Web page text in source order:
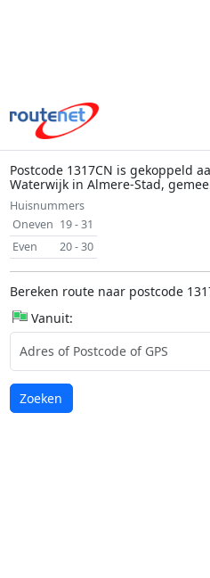
Postcode 1317CN is gekoppeld
Waterwijk in Almere-Stad,
Huisnummers
Oneven 19 - 31
Even
20 - 30
Bereken route naar postcode
Vanuit:
Laden...
Zoeken